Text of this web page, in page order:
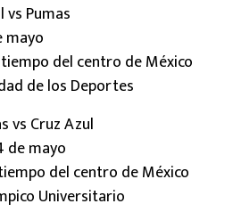
vs Pumas
mayo
del centro de México
de los Deportes
vs Cruz Azul
de mayo
del centro de México
Universitario